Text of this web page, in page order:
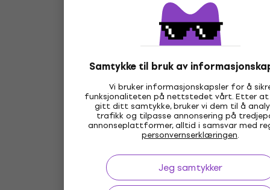
Samtykke til bruk av
Vi bruker informasjonskapsler for å
funksjonaliteten på nettstedet vårt. Etter at
gitt ditt samtykke, bruker vi dem til å
trafikk og tilpasse annonsering på
annonseplattformer, alltid i samsvar med
personvernserklæringen.
Jeg samtykker